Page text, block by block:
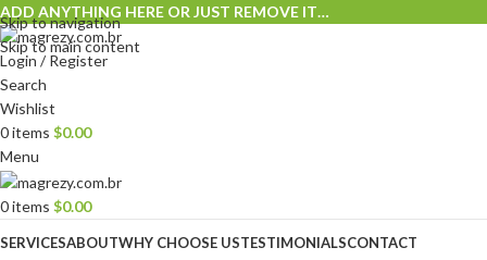
Skip to navigation
Skip to main content
ADD ANYTHING HERE OR JUST REMOVE IT…
Login / Register
Search
Wishlist
0items $0.00
Menu
0items $0.00
SERVICESABOUTWHY CHOOSE USTESTIMONIALSCONTACT